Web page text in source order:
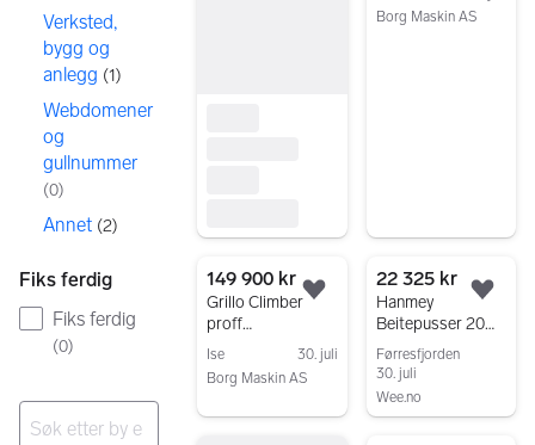
Verksted,
bygg og
anlegg (1)
Webdomener
og
gullnummer
(0)
Annet (2)
Fiks ferdig
Fiks ferdig
(0)
beitepusser
Borg Maskin AS
149 900 kr
Grillo Climber
proff
gressklipper/beit
Ise
30. juli
Borg Maskin AS
Legg til som favoritt.
Gå til annonsen
22 325 kr
Hanmey
Beitepusser 20
størrelser til riktig
pris
Førresfjorden
30. juli
Wee.no